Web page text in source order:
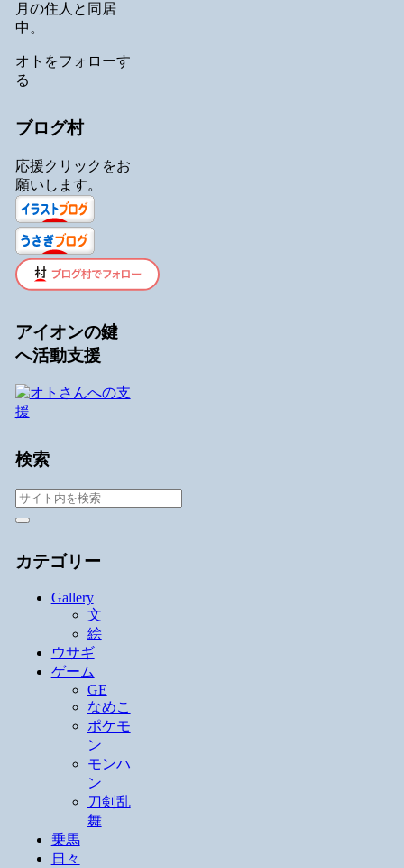
月の住人と同居
中。
オトをフォローす
る
ブログ村
応援クリックをお
願いします。
アイオンの鍵
へ活動支援
検索
カテゴリー
Gallery
文
絵
ウサギ
ゲーム
GE
なめこ
ポケモ
ン
モンハ
ン
刀剣乱
舞
乗馬
日々